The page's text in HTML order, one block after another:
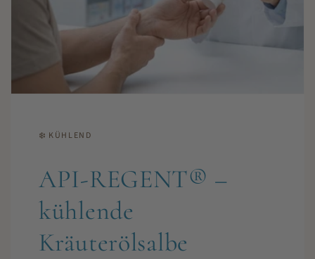
❄️ KÜHLEND
API-REGENT® –
kühlende
Kräuterölsalbe